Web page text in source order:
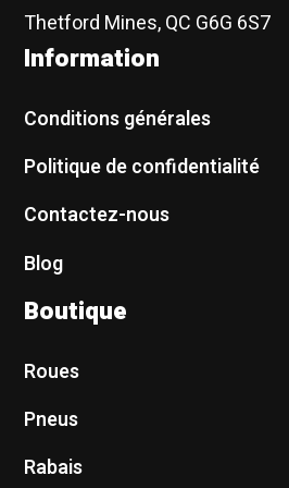
Thetford Mines, QC G6G 6S7
Information
Conditions générales
Politique de confidentialité
Contactez-nous
Blog
Boutique
Roues
Pneus
Rabais